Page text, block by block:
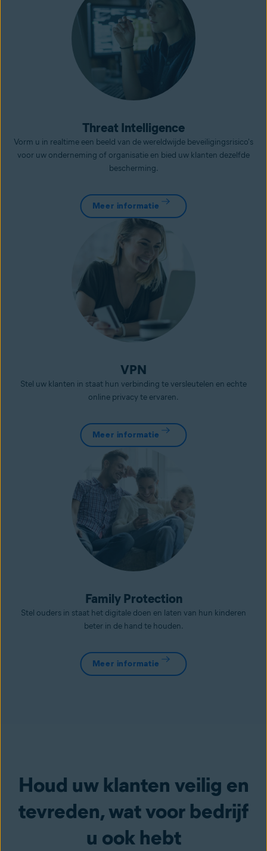
Threat Intelligence
Vorm u in realtime een beeld van de wereldwijde beveiligingsrisico's
voor uw onderneming of organisatie en bied uw klanten dezelfde
bescherming.
Meer informatie
VPN
Stel uw klanten in staat hun verbinding te versleutelen en echte
online privacy te ervaren.
Meer informatie
Family Protection
Stel ouders in staat het digitale doen en laten van hun kinderen
beter in de hand te houden.
Meer informatie
Houd uw klanten veilig en
tevreden, wat voor bedrijf
u ook hebt